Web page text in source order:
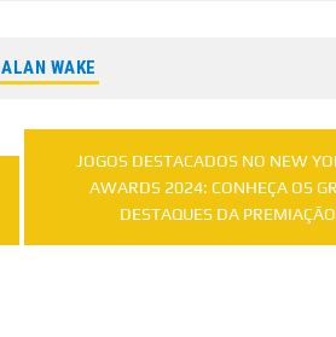
ALAN WAKE
JOGOS DESTACADOS NO NEW
AWARDS 2024: CONHEÇA OS
DESTAQUES DA PREMIAÇÃO